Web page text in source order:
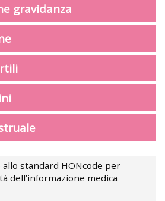
gravidanza
allo standard HONcode per
dell’informazione medica